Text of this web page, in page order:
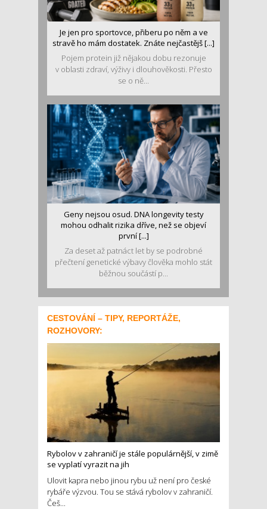
Je jen pro sportovce, přiberu po něm a ve
stravě ho mám dostatek. Znáte nejčastějš [...]
Pojem protein již nějakou dobu rezonuje
v oblasti zdraví, výživy i dlouhověkosti. Přesto
se o ně...
Geny nejsou osud. DNA longevity testy
mohou odhalit rizika dříve, než se objeví
první [...]
Za deset až patnáct let by se podrobné
přečtení genetické výbavy člověka mohlo stát
běžnou součástí p...
CESTOVÁNÍ – TIPY, REPORTÁŽE,
ROZHOVORY:
Rybolov v zahraničí je stále populárnější, v zimě
se vyplatí vyrazit na jih
Ulovit kapra nebo jinou rybu už není pro české
rybáře výzvou. Tou se stává rybolov v zahraničí.
Češ...